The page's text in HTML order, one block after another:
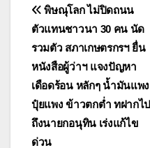
แนะแนว
เรื่อง
พิษณุโลก ไม่ปิดถนน
ตัวแทนชาวนา 30 คน นัด
รวมตัว สภาเกษตรกรฯ ยื่น
หนังสือผู้ว่าฯ แจงปัญหา
เดือดร้อน หลักๆ น้ำมันแพง
ปุ๋ยแพง ข้าวตกต่ำ ทฝากไป
ถึงนายกอนุทิน เร่งแก้ไข
ด่วน